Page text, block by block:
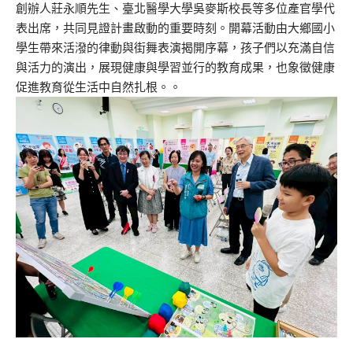
創辦人莊永順先生、臺北醫學大學吳麥斯校長等多位產官學代
表出席，共同見證計畫啟動的重要時刻。開幕活動由大鄉國小
學生帶來活潑的律動與街舞表演揭開序幕，孩子們以充滿自信
與活力的演出，展現健康與學習並行的教育成果，也象徵健康
促進教育從生活中自然扎根。。